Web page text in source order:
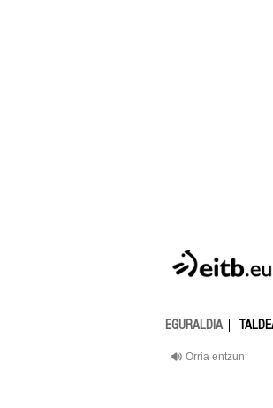
EGURALDIA